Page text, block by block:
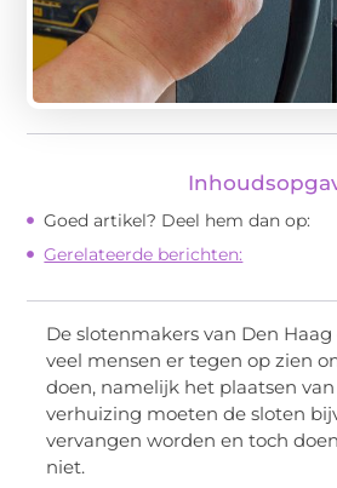
Goed artikel? Deel hem dan op:
Gerelateerde berichten:
De slotenmakers van Den
veel mensen er tegen op zien
doen, namelijk het plaatsen van
verhuizing moeten de sloten
vervangen worden en toch
niet.